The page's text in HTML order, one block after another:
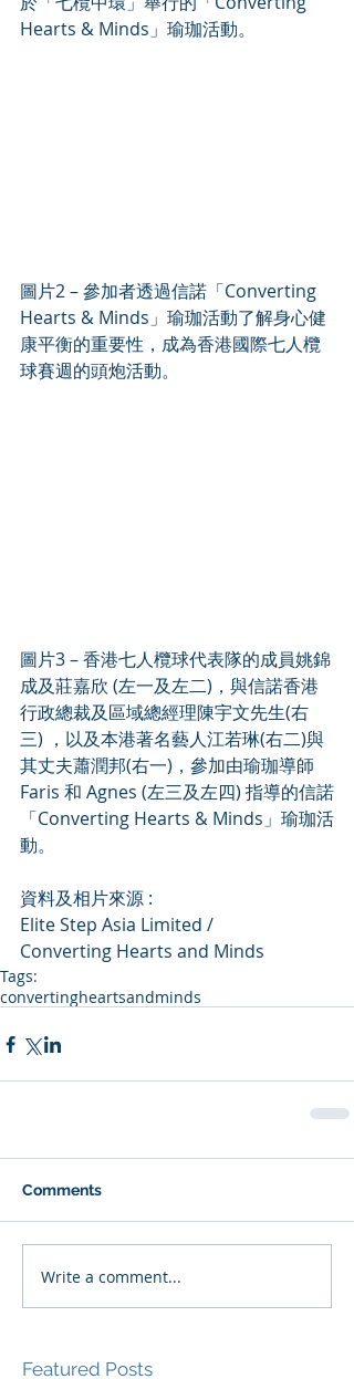
Hearts & Minds」瑜珈活動。
圖片2 – 參加者透過信諾「Converting
Hearts & Minds」瑜珈活動了解身心健
康平衡的重要性，成為香港國際七人欖
球賽週的頭炮活動。
圖片3 – 香港七人欖球代表隊的成員姚錦
成及莊嘉欣 (左一及左二)，與信諾香港
行政總裁及區域總經理陳宇文先生(右
三) ，以及本港著名藝人江若琳(右二)與
其丈夫蕭潤邦(右一)，參加由瑜珈導師
Faris 和 Agnes (左三及左四) 指導的信諾
「Converting Hearts & Minds」瑜珈活
動。
資料及相片來源 :
Elite Step Asia Limited /
Converting Hearts and Minds
Tags:
convertingheartsandminds
Comments
Write a comment...
Featured Posts